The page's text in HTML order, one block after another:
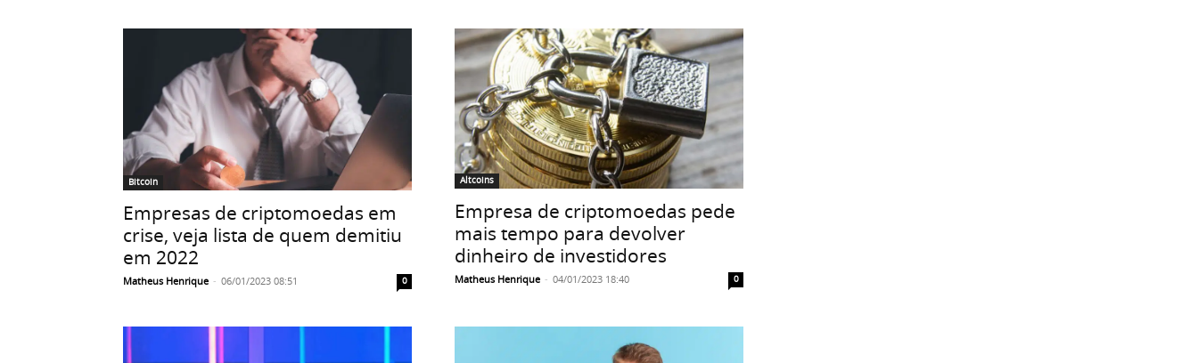
Bitcoin
Empresas de criptomoedas em
crise, veja lista de quem demitiu
em 2022
Matheus Henrique - 06/01/2023 08:51 0
Altcoins
Empresa de criptomoedas pede
mais tempo para devolver
dinheiro de investidores
Matheus Henrique - 04/01/2023 18:40 0